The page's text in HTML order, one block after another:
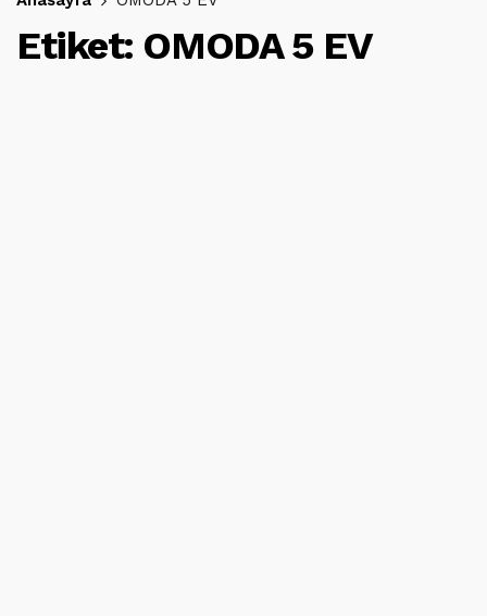
Etiket: OMODA 5 EV